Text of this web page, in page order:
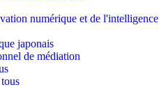
numérique et de l'intelligence
japonais
de médiation